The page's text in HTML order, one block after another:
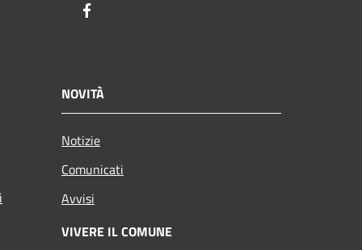
NOVITÀ
Notizie
Comunicati
Avvisi
VIVERE IL COMUNE